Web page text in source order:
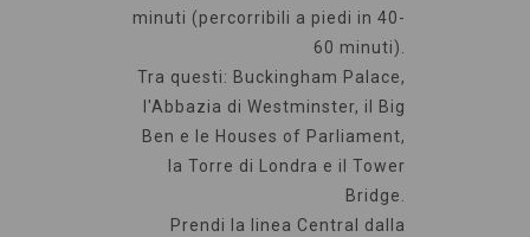
minuti (percorribili a piedi in 40-
60 minuti).
Tra questi: Buckingham Palace,
l'Abbazia di Westminster, il Big
Ben e le Houses of Parliament,
la Torre di Londra e il Tower
Bridge.
Prendi la linea Central dalla